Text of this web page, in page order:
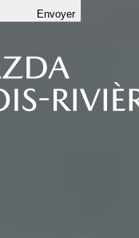
Envoyer